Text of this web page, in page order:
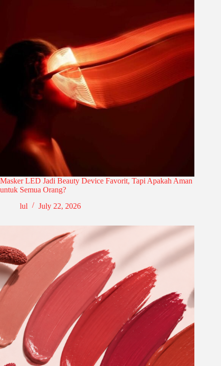
Masker LED Jadi Beauty Device Favorit, Tapi Apakah Aman
untuk Semua Orang?
lul
July 22, 2026